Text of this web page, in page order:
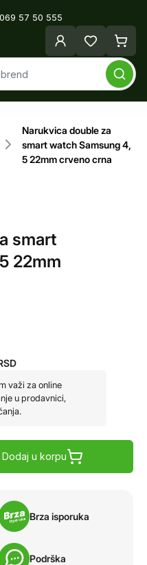
069 57 50 555
Narukvica double za
smart watch Samsung 4,
5 22mm crveno crna
smart
22mm
važi za online
u prodavnici,
Dodaj u korpu
Brza isporuka
Podrška